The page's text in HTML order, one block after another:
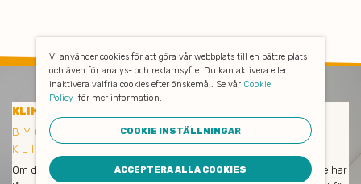
KLIMATSMART BYGGSTÄDNING
BYGGSTÄDNING ORMINGE -
KLIMATSMART OCH EFFEKTIV
Om du är nöjd så är vi också nöjda! Våra medarbetare och städare har
Vi använder cookies för att göra vår webbplats till en bättre plats
och även för analys- och reklamsyfte. Du kan aktivera eller
inaktivera valfria cookies efter önskemål. Se vår Cookie
Policy för mer information.
COOKIE INSTÄLLNINGAR
ACCEPTERA ALLA COOKIES